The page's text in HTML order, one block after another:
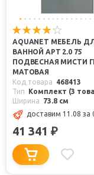
AQUANET МЕБЕЛЬ
ВАННОЙ АРТ 2.0 75
ПОДВЕСНАЯ МИСТИ
МАТОВАЯ
Код товара
468413
Тип
Комплект (3
Ширина
73.8 см
доставим 11.08 за
41 341 ₽